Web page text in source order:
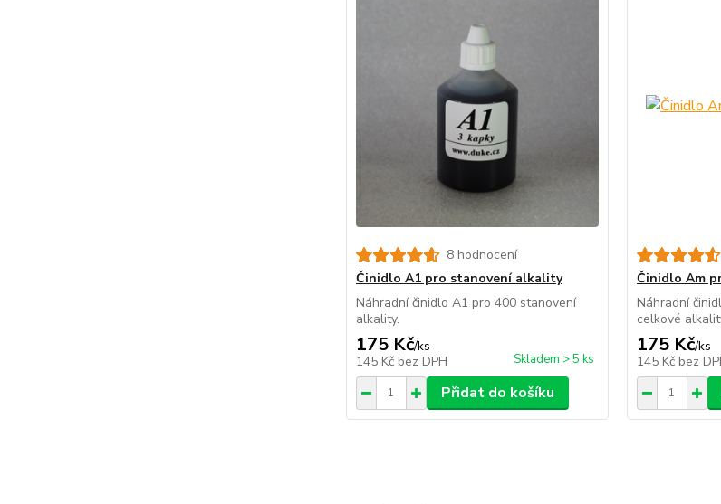
8 hodnocení
Činidlo A1 pro stanovení alkality
Náhradní činidlo A1 pro 400 stanovení
alkality.
175 Kč/ks
145 Kč bez DPH Skladem > 5 ks
Přidat do košíku
Činidlo Am
Náhradní
celkové
175 Kč/ks
145 Kč bez